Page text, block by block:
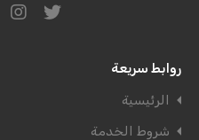
روابط سريعة
الرئيسية
شروط الخدمة